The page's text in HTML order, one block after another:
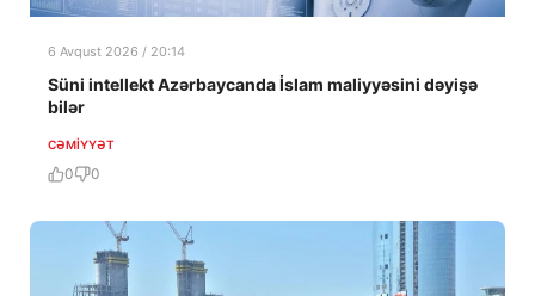
6 Avqust 2026 / 20:14
Süni intellekt Azərbaycanda İslam maliyyəsini dəyişə
bilər
CƏMIYYƏT
0 0